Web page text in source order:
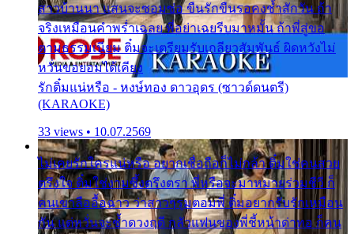
สาวบ้านนา แสนจะซอมซ่อ ขืนรักขืนรอคงช้ำสักวัน ถ้า
จริงเหมือนคำพร่ำเฉลย พี่อย่าเฉยรีบมาหมั้น ถ้าพี่สู่ขอ
ตามธรรมเนียม ติ๋มจะเตรียมรับเกลียวสัมพันธ์ ผิดหวังไม่
หวั่นขอยอมได้เคียง
รักติ๋มแน่หรือ - หงษ์ทอง ดาวอุดร (ซาวด์ดนตรี)
(KARAOKE)
33 views • 10.07.2569
ไม่เคยรักใครแน่หรือ อยากเชื่อถือก็ไม่กล้า ติ๋มใช่คนสวย
ตรึงใจ ติ๋มใช่งามซึ้งตรึงตรา พี่หรือจะมาหมายร่วมชีวี ก็
คนเขาลืออื้อฉาว ว่าสาวๆรุมตอมพี่ ติ๋มอยากรับรักเหมือน
กัน แต่หวั่นจะช้ำดวงฤดี กลัวแฟนของพี่ชี้หน้าด่าทอ ก็คน